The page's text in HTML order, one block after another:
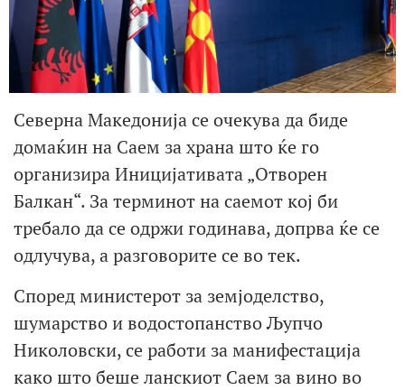
Северна Македонија се очекува да биде
домаќин на Саем за храна што ќе го
организира Иницијативата „Отворен
Балкан“. За терминот на саемот кој би
требало да се одржи годинава, допрва ќе се
одлучува, а разговорите се во тек.
Според министерот за земјоделство,
шумарство и водостопанство Љупчо
Николовски, се работи за манифестација
како што беше ланскиот Саем за вино во